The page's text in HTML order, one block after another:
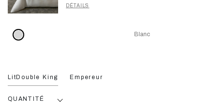
DÉTAILS
Blanc
LitDouble King Empereur
QUANTITÉ